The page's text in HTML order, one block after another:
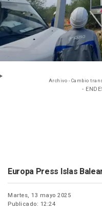
Archivo - Cambio
-
Europa Press Islas
Martes, 13 mayo 2025
Publicado: 12:24